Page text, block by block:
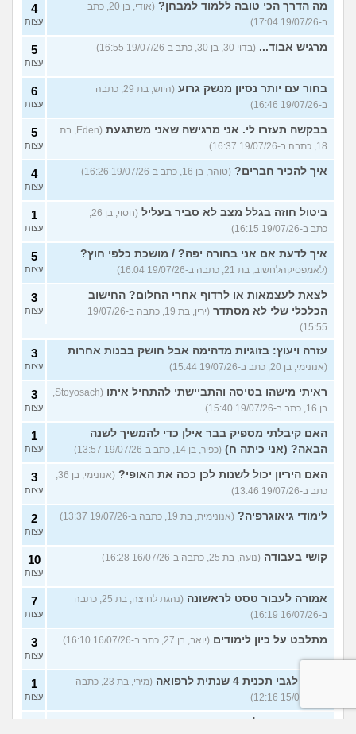
מה הדרך הכי טובה ללמוד למבחן?
(אודי, בן 20, כתב
ב-19/07/26 17:04)
4
עצות
מרגיש אבוד... (בדוי 30, בן 30, כתב ב-19/07/26 16:55) 5
עצות
בחור עם יותר נסיון מנשק גרוע
(היוש, בת 29, כתבה
ב-19/07/26 16:46)
6
עצות
בבקשה תעזרו לי. אני מרגישה שאני משתגעת
(Eden, בת
18, כתבה ב-19/07/26 16:37)
5
עצות
איך להכיר חברים? (טוהר, בן 16, כתב ב-19/07/26 16:26) 4
עצות
ביטול חוזה בגלל מצב לא סביר בעליל
(חסוי, בן 26,
כתב ב-19/07/26 16:15)
1
עצות
איך לדעת אם אני בחורה יפה? / מושכת כלפי חוץ?
(לאמפסיקהלחשוב, בת 21, כתבה ב-19/07/26 16:04)
5
עצות
לצאת לעצמאות או לרדוף אחרי החלום? החישוב
הכלכלי שלי לא מסתדר
(ירין, בת 19, כתבה ב-19/07/26
15:55)
3
עצות
עזרה ויעוץ: בזוגיות מדהימה אבל חושק בבנות אחרות
(אנונימי, בן 20, כתב ב-19/07/26 15:44)
3
עצות
ראיתי מישהו בטיסה והתביישתי להתחיל איתו
(Stoyosach,
בן 16, כתב ב-19/07/26 15:40)
3
עצות
האם קיבלתי מספיק בבר אילן כדי להמשיך לשנה
הבאה? (אני כיתה ח) (כפיר, בן 14, כתב ב-19/07/26 13:57)
1
עצות
האם היריון יכול לשנות לכן ככה את האופי?
(אנונימי, בן 36,
כתב ב-19/07/26 13:46)
3
עצות
לימודי גיאוגרפיה? (אנונימית, בת 19, כתבה ב-19/07/26 13:37) 2
עצות
קושי בעבודה (נועה, בת 25, כתבה ב-16/07/26 16:28) 10
עצות
אמורה לעבור טסט לראשונה
(נהגת לחוצה, בת 25, כתבה
ב-16/07/26 16:19)
7
עצות
מתלבט על כיון לימודים (יואב, בן 27, כתב ב-16/07/26 16:10) 3
עצות
בירור לגבי תכנית 4 שנתית לרפואה
(מירי, בת 23, כתבה
1
עצות
כמות אורחים לחתונה